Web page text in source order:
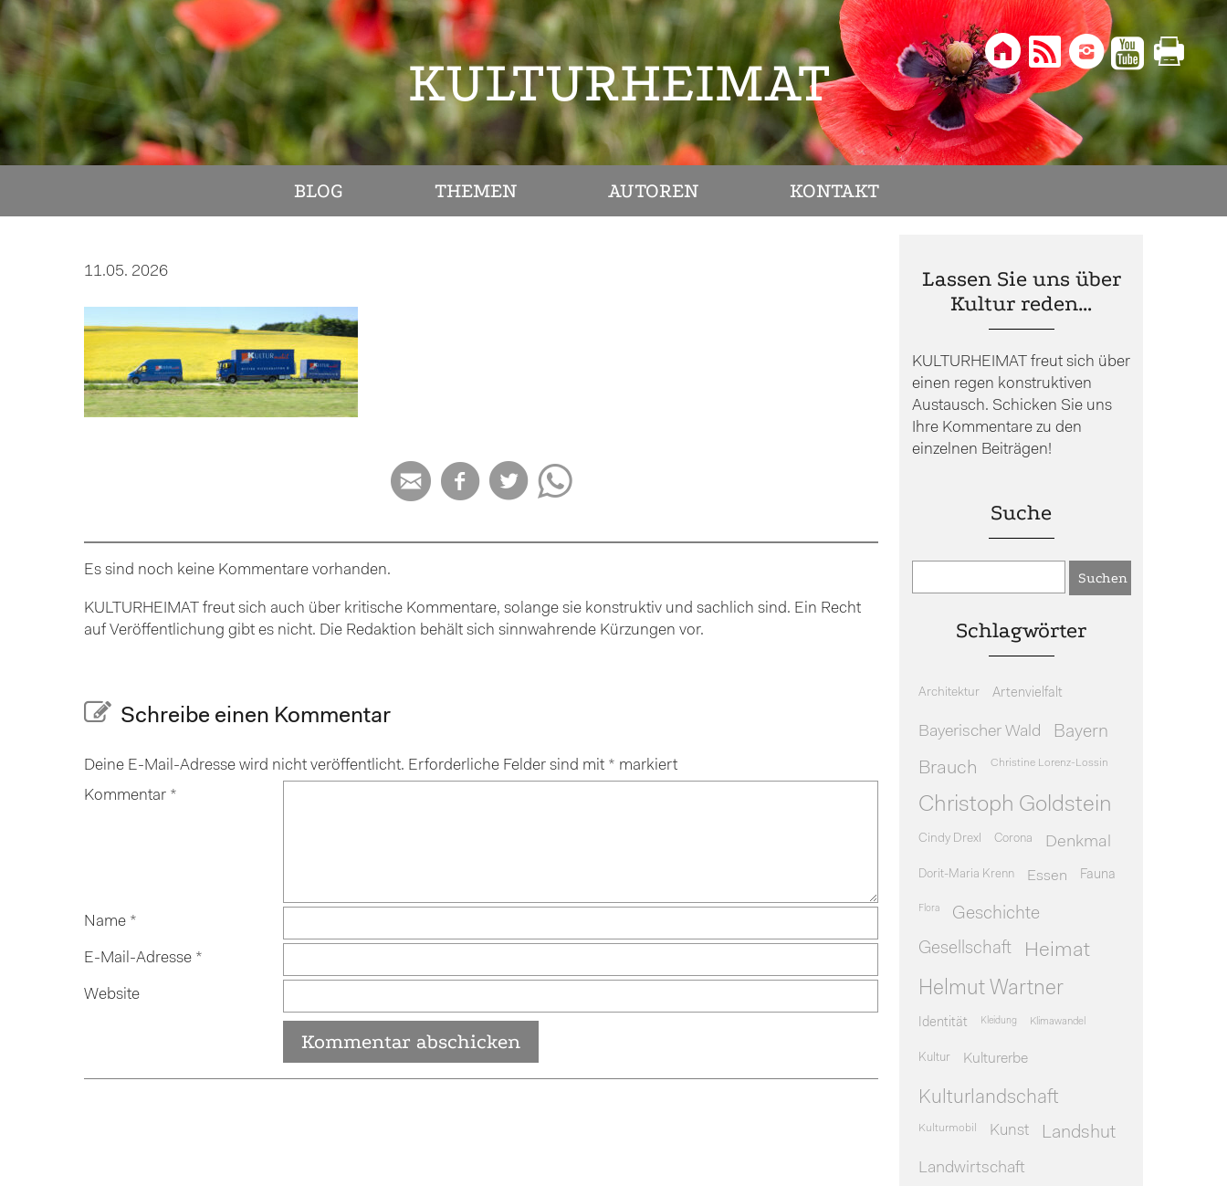
KULTURHEIMAT     
BLOG THEMEN AUTOREN KONTAKT
11.05. 2026
   
Es sind noch keine Kommentare vorhanden.
KULTURHEIMAT freut sich auch über kritische Kommentare, solange sie konstruktiv und sachlich sind. Ein Recht
auf Veröffentlichung gibt es nicht. Die Redaktion behält sich sinnwahrende Kürzungen vor.
Schreibe einen Kommentar
Deine E-Mail-Adresse wird nicht veröffentlicht. Erforderliche Felder sind mit * markiert
Kommentar *
Name *
E-Mail-Adresse *
Website
Lassen Sie uns über
Kultur reden…
KULTURHEIMAT freut sich über
einen regen konstruktiven
Austausch. Schicken Sie uns
Ihre Kommentare zu den
einzelnen Beiträgen!
Suche
Schlagwörter
Architektur Artenvielfalt
Bayerischer Wald Bayern
Brauch Christine Lorenz-Lossin
Christoph Goldstein
Cindy Drexl Corona Denkmal
Dorit-Maria Krenn Essen Fauna
Flora Geschichte
Gesellschaft
Heimat
Helmut Wartner
Identität Kleidung Klimawandel
Kultur Kulturerbe
Kulturlandschaft
Kulturmobil Kunst Landshut
Landwirtschaft